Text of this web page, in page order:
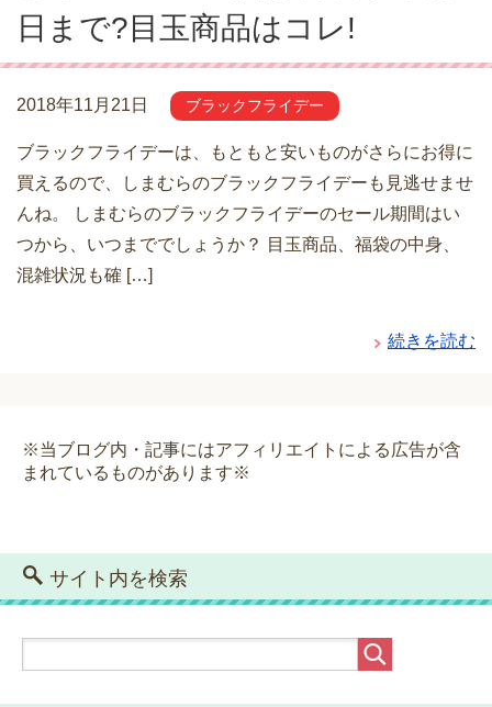
日まで?目玉商品はコレ!
2018年11月21日 ブラックフライデー
ブラックフライデーは、もともと安いものがさらにお得に
買えるので、しまむらのブラックフライデーも見逃せませ
んね。 しまむらのブラックフライデーのセール期間はい
つから、いつまででしょうか？ 目玉商品、福袋の中身、
混雑状況も確 […]
続きを読む
※当ブログ内・記事にはアフィリエイトによる広告が含
まれているものがあります※
サイト内を検索